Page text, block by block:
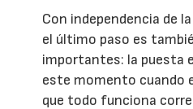
Con independencia de
el último paso es
importantes: la puesta
este momento cuando
que todo funciona